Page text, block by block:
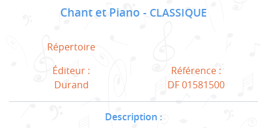
Chant et Piano CLASSIQUE
Répertoire
Éditeur :
Durand
Référence :
DF 01581500
Description :